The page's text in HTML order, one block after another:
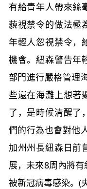
有給青年人帶來絲
藐視禁令的做法極
年輕人忽視禁令，
機會。紐森警告年
部門進行嚴格管理
些還在海灘上想著
了，是時候清醒了
們的行為也會對他
加州州長紐森日前
展，未來8周內將
被新冠病毒感染。(